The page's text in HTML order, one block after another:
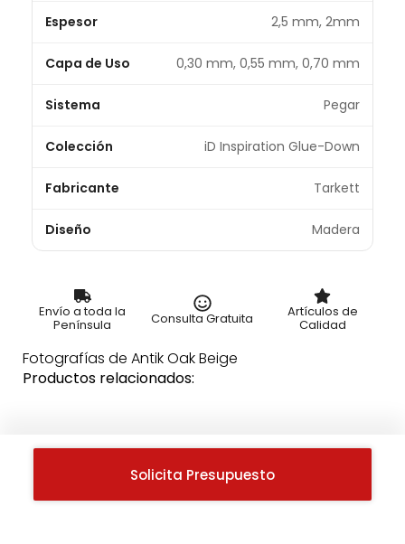
Espesor 2,5 mm, 2mm
Capa de Uso 0,30 mm, 0,55 mm, 0,70 mm
Sistema Pegar
Colección iD Inspiration Glue-Down
Fabricante Tarkett
Diseño Madera
Envío a toda la
Península Consulta Gratuita Artículos de
Calidad
Fotografías de Antik Oak Beige
Productos relacionados:
Solicita Presupuesto